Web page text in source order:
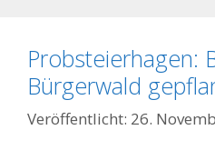
Probsteierhagen:
Bürgerwald
26.